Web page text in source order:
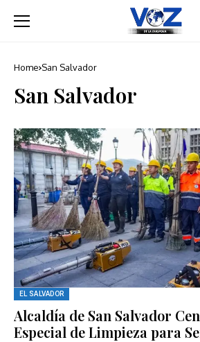
Home San Salvador
San Salvador
EL SALVADOR
Alcaldía de San Salvador
Especial de Limpieza para